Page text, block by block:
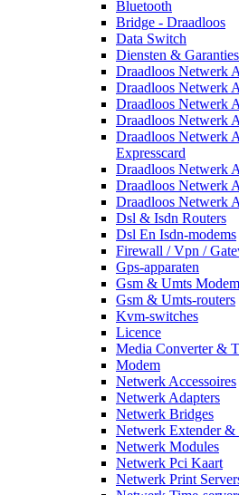
Bluetooth
Bridge - Draadloos
Data Switch
Diensten & Garanties
Draadloos Netwerk
Draadloos Netwerk
Draadloos Netwerk
Draadloos Netwerk
Draadloos Netwerk
Expresscard
Draadloos Netwerk
Draadloos Netwerk
Draadloos Netwerk
Dsl & Isdn Routers
Dsl En Isdn-modems
Firewall / Vpn /
Gps-apparaten
Gsm & Umts
Gsm & Umts-routers
Kvm-switches
Licence
Media Converter &
Modem
Netwerk Accessoires
Netwerk Adapters
Netwerk Bridges
Netwerk Extender &
Netwerk Modules
Netwerk Pci Kaart
Netwerk Print